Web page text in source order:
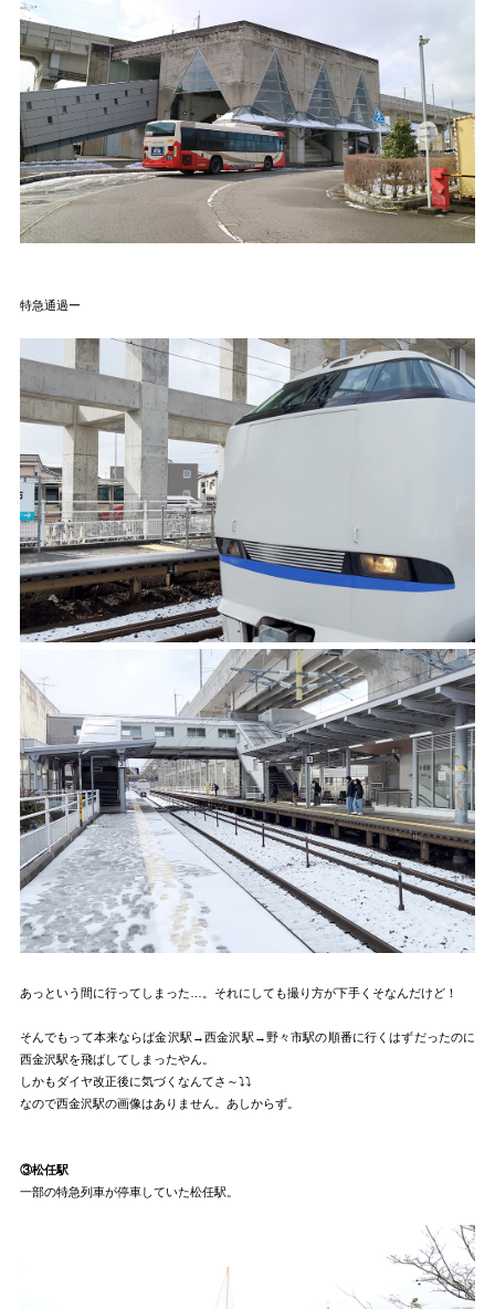
特急通過ー
あっという間に行ってしまった…。それにしても撮り方が下手くそなんだけど！
そんでもって本来ならば金沢駅→西金沢駅→野々市駅の順番に行くはずだったのに
西金沢駅を飛ばしてしまったやん。
しかもダイヤ改正後に気づくなんてさ～⤵⤵
なので西金沢駅の画像はありません。あしからず。
③松任駅
一部の特急列車が停車していた松任駅。